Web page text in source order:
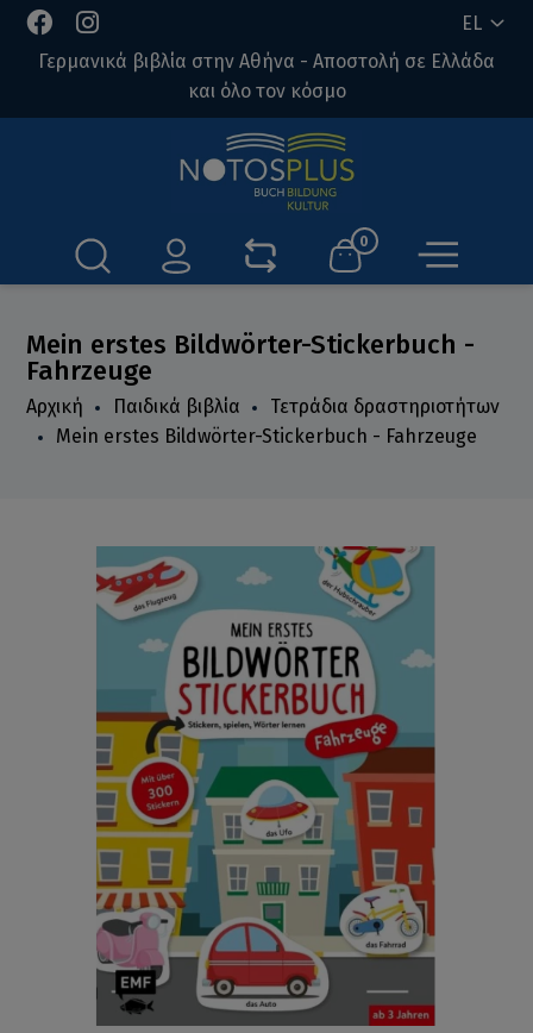
EL
Γερμανικά βιβλία στην Αθήνα - Αποστολή σε Ελλάδα
και όλο τον κόσμο
0
Mein erstes Bildwörter-Stickerbuch -
Fahrzeuge
Αρχική Παιδικά βιβλία
Τετράδια δραστηριοτήτων
Mein erstes Bildwörter-Stickerbuch - Fahrzeuge